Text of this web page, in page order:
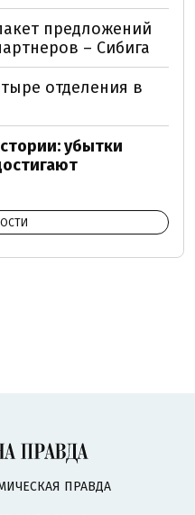
предложений
– Сибига
отделения в
убытки
ПРАВДА